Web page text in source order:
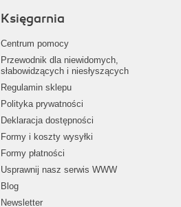
Księgarnia
Centrum pomocy
Przewodnik dla niewidomych,
słabowidzących i niesłyszących
Regulamin sklepu
Polityka prywatności
Deklaracja dostępności
Formy i koszty wysyłki
Formy płatności
Usprawnij nasz serwis WWW
Blog
Newsletter